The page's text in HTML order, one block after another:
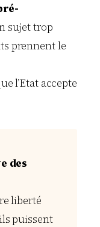
sujet trop
prennent le
l’Etat accepte
des
liberté
puissent